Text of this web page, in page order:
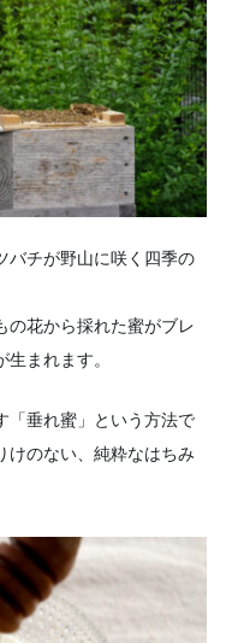
バチが野山に咲く四季の
の花から採れた蜜がブレ
生まれます。
「垂れ蜜」という方法で
けのない、純粋なはちみ